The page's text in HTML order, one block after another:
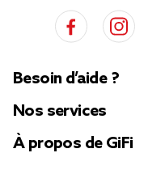
Besoin d’aide ?
Nos services
À propos de GiFi